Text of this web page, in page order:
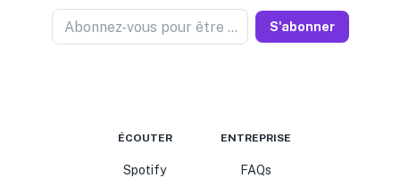
Abonnez-vous pour être informé S'abonner
ÉCOUTER
Spotify
ENTREPRISE
FAQs